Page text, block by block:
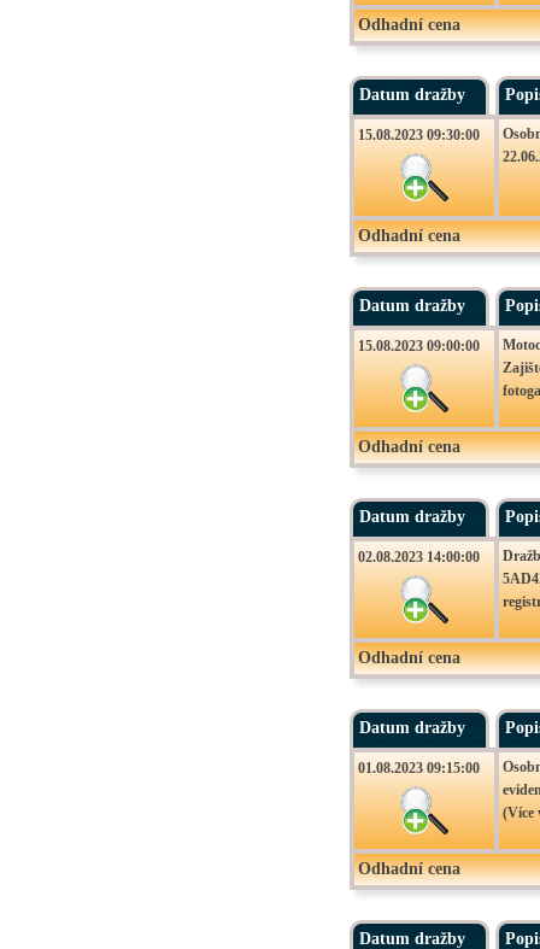
Odhadní cena
Datum dražby
15.08.2023 09:30:00
Odhadní cena
Datum dražby
15.08.2023 09:00:00
Odhadní cena
Datum dražby
02.08.2023 14:00:00
Odhadní cena
Datum dražby
01.08.2023 09:15:00
(Více
Odhadní cena
Datum dražby